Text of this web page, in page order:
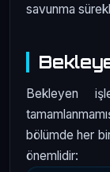
savunma
Bekleyen
bölümde her
önemlidir: